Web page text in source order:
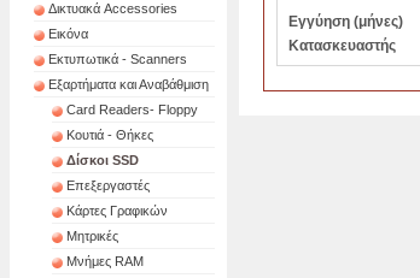
Δικτυακά Accessories
Εικόνα
Εκτυπωτικά - Scanners
Εξαρτήματα και Αναβάθμιση
Card Readers- Floppy
Kουτιά - Θήκες
Δίσκοι SSD
Επεξεργαστές
Κάρτες Γραφικών
Μητρικές
Μνήμες RAM
Εγγύηση (μήνες)
Κατασκευαστής